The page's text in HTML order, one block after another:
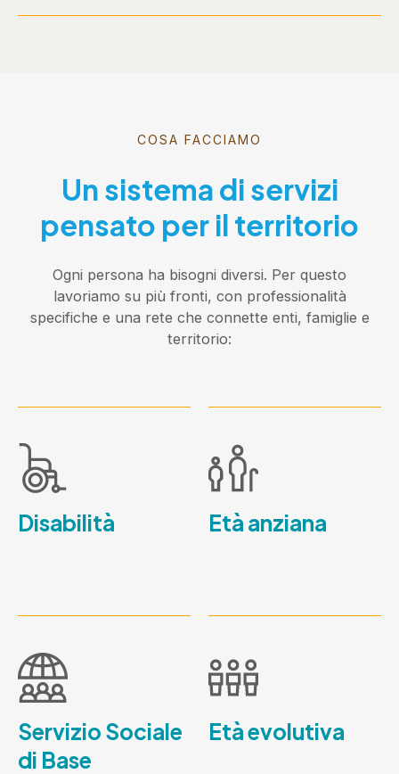
COSA FACCIAMO
Un sistema di servizi
pensato per il territorio
Ogni persona ha bisogni diversi. Per questo
lavoriamo su più fronti, con professionalità
specifiche e una rete che connette enti, famiglie e
territorio:
Disabilità Età anziana
Servizio Sociale
di Base
Età evolutiva